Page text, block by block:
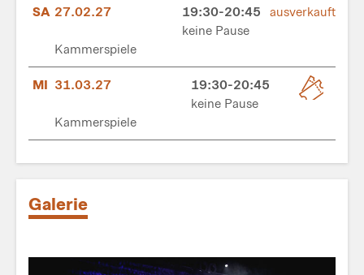
SA 27.02.27
19:30-20:45
keine Pause
Kammerspiele
ausverkauft
MI 31.03.27
19:30-20:45
keine Pause
Kammerspiele
Galerie